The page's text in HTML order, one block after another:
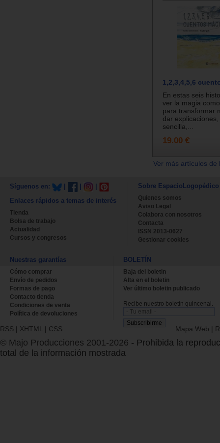
1,2,3,4,5,6
En estas seis
ver la magia
para transformar
dar
sencilla,...
19.00 €
Ver más artículos
Síguenos en:
Enlaces rápidos a temas de interés
Tienda
Bolsa de trabajo
Actualidad
Cursos y congresos
Sobre EspacioLogopédico
Quienes somos
Aviso Legal
Colabora con nosotros
Contacta
ISSN 2013-0627
Gestionar cookies
Nuestras garantías
Cómo comprar
Envío de pedidos
Formas de pago
Contacto tienda
Condiciones de venta
Política de devoluciones
BOLETÍN
Baja del boletin
Alta en el boletin
Ver último boletin publicado
Recibe nuestro boletín quincenal.
RSS | XHTML | CSS Mapa Web |
© Majo Producciones 2001-2026 - Prohibida la
total de la información mostrada